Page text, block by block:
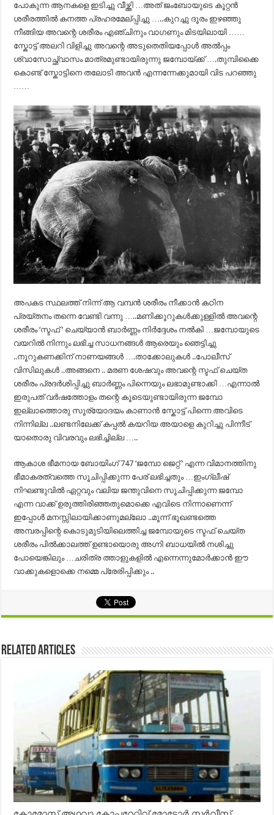
പോകുന്ന ആനകളെ ഇടിച്ചു വീഴ്ത്തി …അത് ജംബോയുടെ കൂറ്റന്‍
ശരീരത്തില്‍ കനത്ത പ്രഹരമേല്പ്പിച്ചു …..കുറച്ചു ദൂരം ഇഴഞ്ഞു
നീങ്ങിയ അവന്റെ ശരീരം എഞ്ചിനും വാഗണും മിടയിലായി ……
സ്കോട്ട് അലറി വിളിച്ചു അവന്റെ അടുതെതിയപ്പോള്‍ അല്‍പ്പം
ശ്വാസോച്ഛ്വാസം മാത്രമുണ്ടായിരുന്നു ജമ്പോയ്ക്ക് ….തുമ്പിക്കൈ
കൊണ്ട് സ്കോട്ടിനെ തലോടി അവന്‍ എന്നന്നേക്കുമായി വിട പറഞ്ഞു
……
അപകട സ്ഥലത്ത് നിന്ന് ആ വമ്പന്‍ ശരീരം നീക്കാന്‍ കഠിന
പ്രയ്തനം തന്നെ വേണ്ടി വന്നു …..മണിക്കൂറുകള്‍ക്കുള്ളില്‍ അവന്റെ
ശരീരം ‘സ്ടഫ് ‘ ചെയ്യാന്‍ ബാര്‍ണ്ണം നിര്‍ദ്ദേശം നല്‍കി …ജമ്പോയുടെ
വയറില്‍ നിന്നും ലഭിച്ച സാധനങ്ങള്‍ ആരെയും ഞെട്ടിച്ചു
..നൂറുകണക്കിന് നാണയങ്ങള്‍ ….താക്കോലുകള്‍ ..പോലീസ്
വിസിലുകള്‍ ..അങ്ങനെ .. മരണ ശേഷവും അവന്റെ സ്ടഫ് ചെയ്ത
ശരീരം പ്രദര്‍ശിപ്പിച്ചു ബാര്‍ണ്ണം പിന്നെയും ലഭാമുണ്ടാക്കി …എന്നാല്‍
ഇരുപത് വര്‍ഷത്തോളം തന്റെ കൂടെയുണ്ടായിരുന്ന ജമ്പോ
ഇല്ലാത്തൊരു സൂര്യോദയം കാണാന്‍ സ്കോട്ട് പിന്നെ അവിടെ
നിന്നില്ല ..ലണ്ടനിലേക്ക് കപ്പല്‍ കയറിയ അയാളെ കുറിച്ചു പിന്നീട്
യാതൊരു വിവരവും ലഭിച്ചില്ല …..
ആകാശ ഭീമനായ ബോയിംഗ് 747 ‘ജമ്പോ ജെറ്റ് ‘ എന്ന വിമാനത്തിനു
ഭീമാകരത്വത്തെ സൂചിപ്പിക്കുന്ന പേര് ലഭിച്ചതും …ഇംഗ്ലീഷ്
നിഘണ്ടുവില്‍ ഏറ്റവും വലിയ ജന്തുവിനെ സൂചിപ്പിക്കുന്ന ജമ്പോ
എന്ന വാക്ക് ഉരുത്തിരിഞ്ഞതുമൊക്കെ എവിടെ നിന്നാണെന്ന്
ഇപ്പോള്‍ മനസ്സിലായിക്കാണുമല്ലോ ..മൂന്ന്‍ ഭൂഖണ്ടത്തെ
അമ്പരപ്പിന്റെ കൊടുമുടിയിലെത്തിച്ച ജമ്പോയുടെ സ്ടഫ് ചെയ്ത
ശരീരം പില്‍ക്കാലത്ത് ഉണ്ടായൊരു അഗ്നി ബാധയില്‍ നശിച്ചു
പോയെങ്കിലും …ചരിത്ര ത്താളുകളില്‍ എന്നെന്നുമോര്‍ക്കാന്‍ ഈ
വാക്കുകളൊക്കെ നമ്മെ പ്രേരിപ്പിക്കും ..
Related Articles